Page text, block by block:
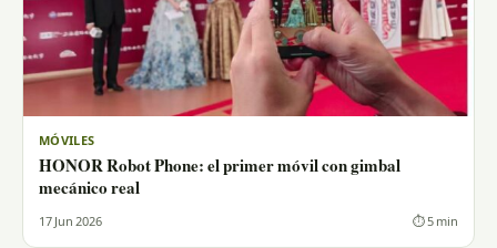
MÓVILES
HONOR Robot Phone: el primer móvil con gimbal
mecánico real
17 Jun 2026 ⏱ 5 min